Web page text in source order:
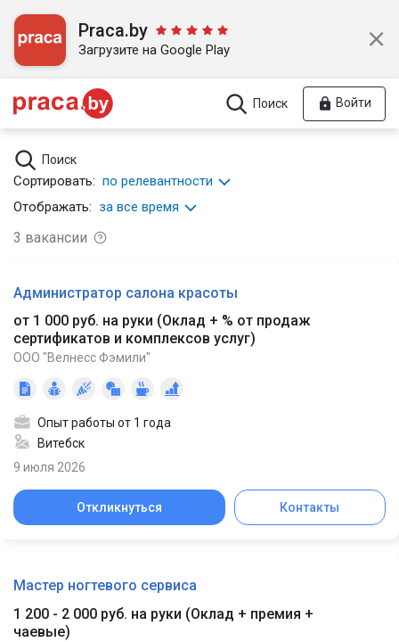
Praca.by
Загрузите на Google Play
Поиск Войти
Поиск
Сортировать: по релевантности
Отображать: за все время
3 вакансии
Администратор салона красоты
от 1 000 руб. на руки (Оклад + % от продаж
сертификатов и комплексов услуг)
ООО "Велнесс Фэмили"
Опыт работы от 1 года
Витебск
9 июля 2026
Откликнуться Контакты
Мастер ногтевого сервиса
1 200 - 2 000 руб. на руки (Оклад + премия +
чаевые)